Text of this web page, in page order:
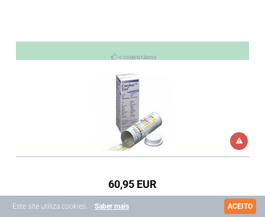
Este site utiliza cookies. Saber mais ACEITO
0 COMENTÁRIOS
60,95 EUR